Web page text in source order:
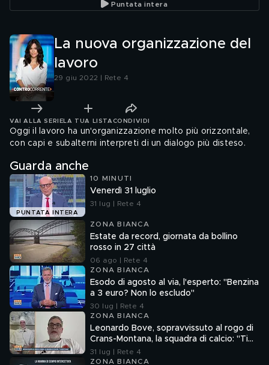
Puntata intera
La nuova organizzazione del
lavoro
29 giu 2022 | Rete 4
VAI ALLA SERIE LA TUA LISTA CONDIVIDI
Oggi il lavoro ha un'organizzazione molto più orizzontale,
con capi e subalterni interpreti di un dialogo più disteso.
Guarda anche
PUNTATA INTERA
10 MINUTI
Venerdì 31 luglio
31 lug | Rete 4
ZONA BIANCA
Estate da record, giornata da bollino
rosso in 27 città
06 ago | Rete 4
ZONA BIANCA
Esodo di agosto al via, l'esperto: "Benzina
a 3 euro? Non lo escludo"
30 lug | Rete 4
ZONA BIANCA
Leonardo Bove, sopravvissuto al rogo di
Crans-Montana, la squadra di calcio: "Ti
aspettiamo"
31 lug | Rete 4
ZONA BIANCA